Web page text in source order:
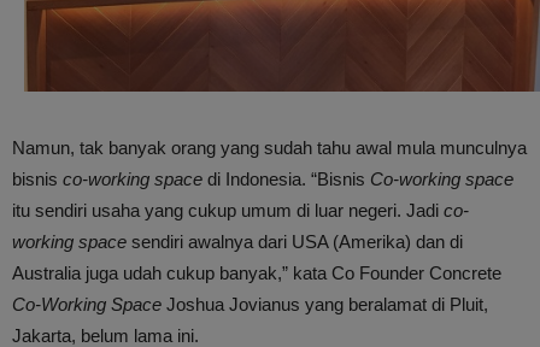
Namun, tak banyak orang yang sudah tahu awal mula munculnya
bisnis co-working space di Indonesia. “Bisnis Co-working space
itu sendiri usaha yang cukup umum di luar negeri. Jadi co-
working space sendiri awalnya dari USA (Amerika) dan di
Australia juga udah cukup banyak,” kata Co Founder Concrete
Co-Working Space Joshua Jovianus yang beralamat di Pluit,
Jakarta, belum lama ini.